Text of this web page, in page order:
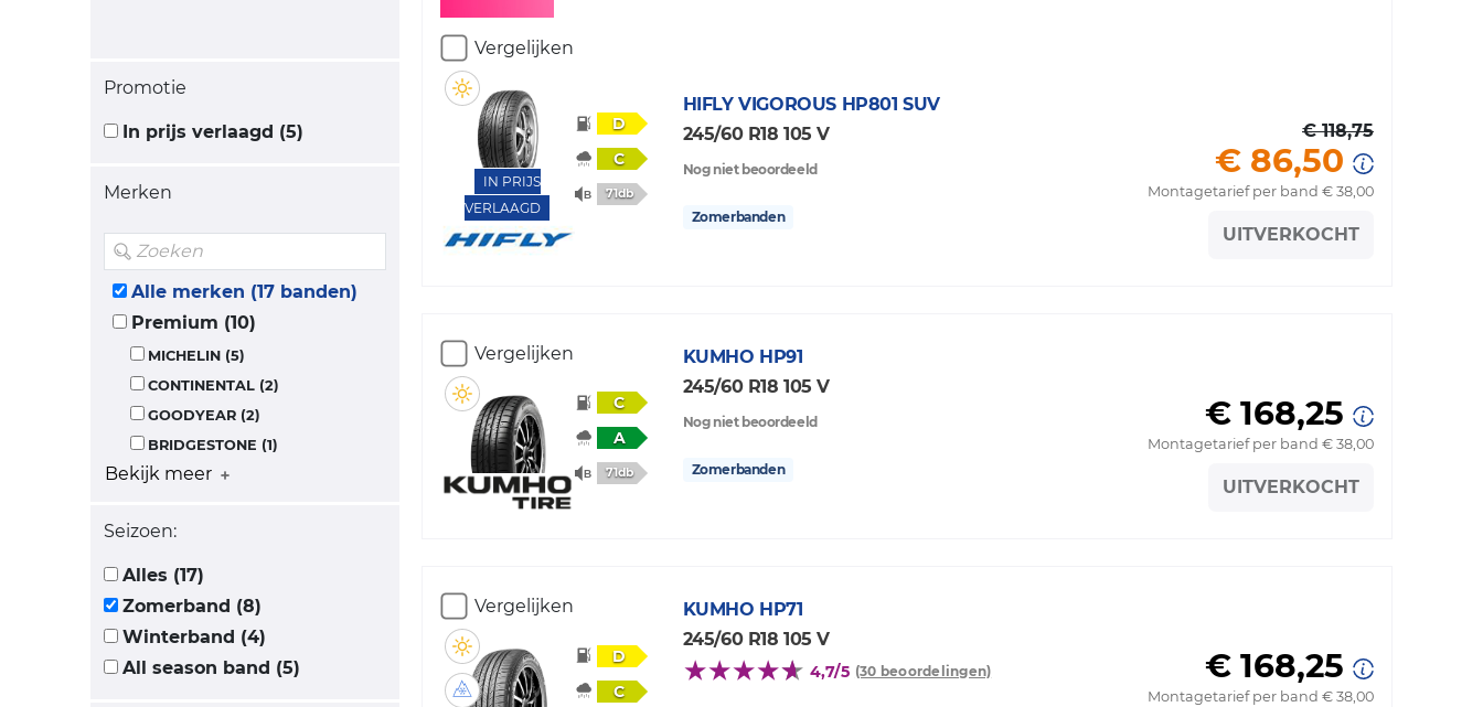
Promotie
In prijs verlaagd (5)
Merken
Alle merken (17 banden)
Premium (10)
MICHELIN (5)
CONTINENTAL (2)
GOODYEAR (2)
BRIDGESTONE (1)
Bekijk meer
Seizoen:
Alles (17)
Zomerband (8)
Winterband (4)
All season band (5)
Vergelijken
IN PRIJS
VERLAAGD
D
C
71db
HIFLY VIGOROUS HP801 SUV
245/60 R18 105 V
Nog niet beoordeeld
Zomerbanden
€ 118,75
€ 86,50
Montagetarief per band € 38,00
UITVERKOCHT
Vergelijken
C
A
71db
KUMHO HP91
245/60 R18 105 V
Nog niet beoordeeld
Zomerbanden
€ 168,25
Montagetarief per band € 38,00
UITVERKOCHT
Vergelijken
D
C
KUMHO HP71
245/60 R18 105 V
4,7/5 (30 beoordelingen) € 168,25
Montagetarief per band € 38,00